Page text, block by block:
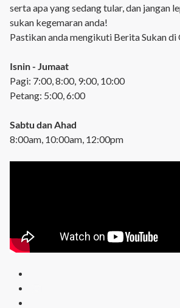
serta apa yang sedang tular, dan jangan
sukan kegemaran anda!
Pastikan anda mengikuti Berita Sukan di
Isnin - Jumaat
Pagi: 7:00, 8:00, 9:00, 10:00
Petang: 5:00, 6:00
Sabtu dan Ahad
8:00am, 10:00am, 12:00pm